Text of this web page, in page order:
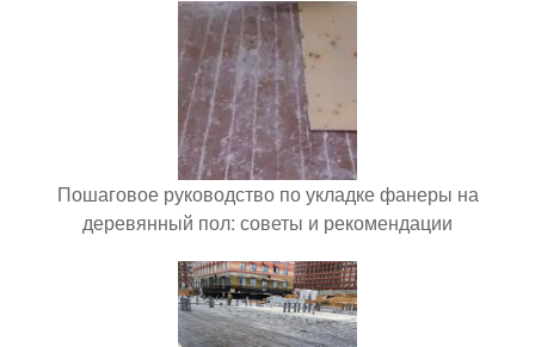
Пошаговое руководство по укладке фанеры на
деревянный пол: советы и рекомендации